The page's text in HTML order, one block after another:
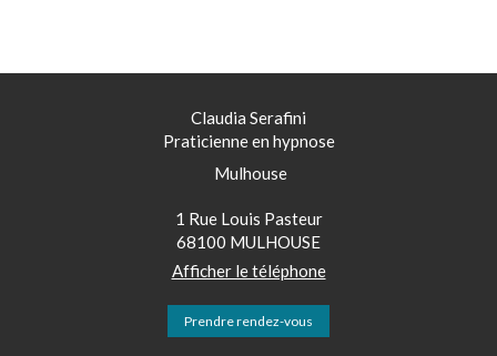
Claudia Serafini
Praticienne en hypnose
Mulhouse
1 Rue Louis Pasteur
68100 MULHOUSE
Afficher le téléphone
Prendre rendez-vous